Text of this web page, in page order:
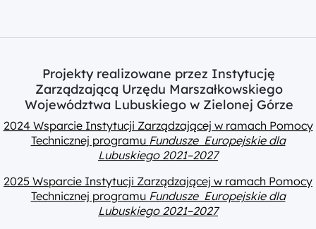
Projekty realizowane przez Instytucję
Zarządzającą Urzędu Marszałkowskiego
Województwa Lubuskiego w Zielonej Górze
2024 Wsparcie Instytucji Zarządzającej w ramach Pomocy
Technicznej programu Fundusze Europejskie dla
Lubuskiego 2021–2027
2025 Wsparcie Instytucji Zarządzającej w ramach Pomocy
Technicznej programu Fundusze Europejskie dla
Lubuskiego 2021–2027